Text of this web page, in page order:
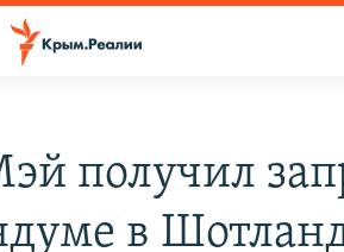
получил
в